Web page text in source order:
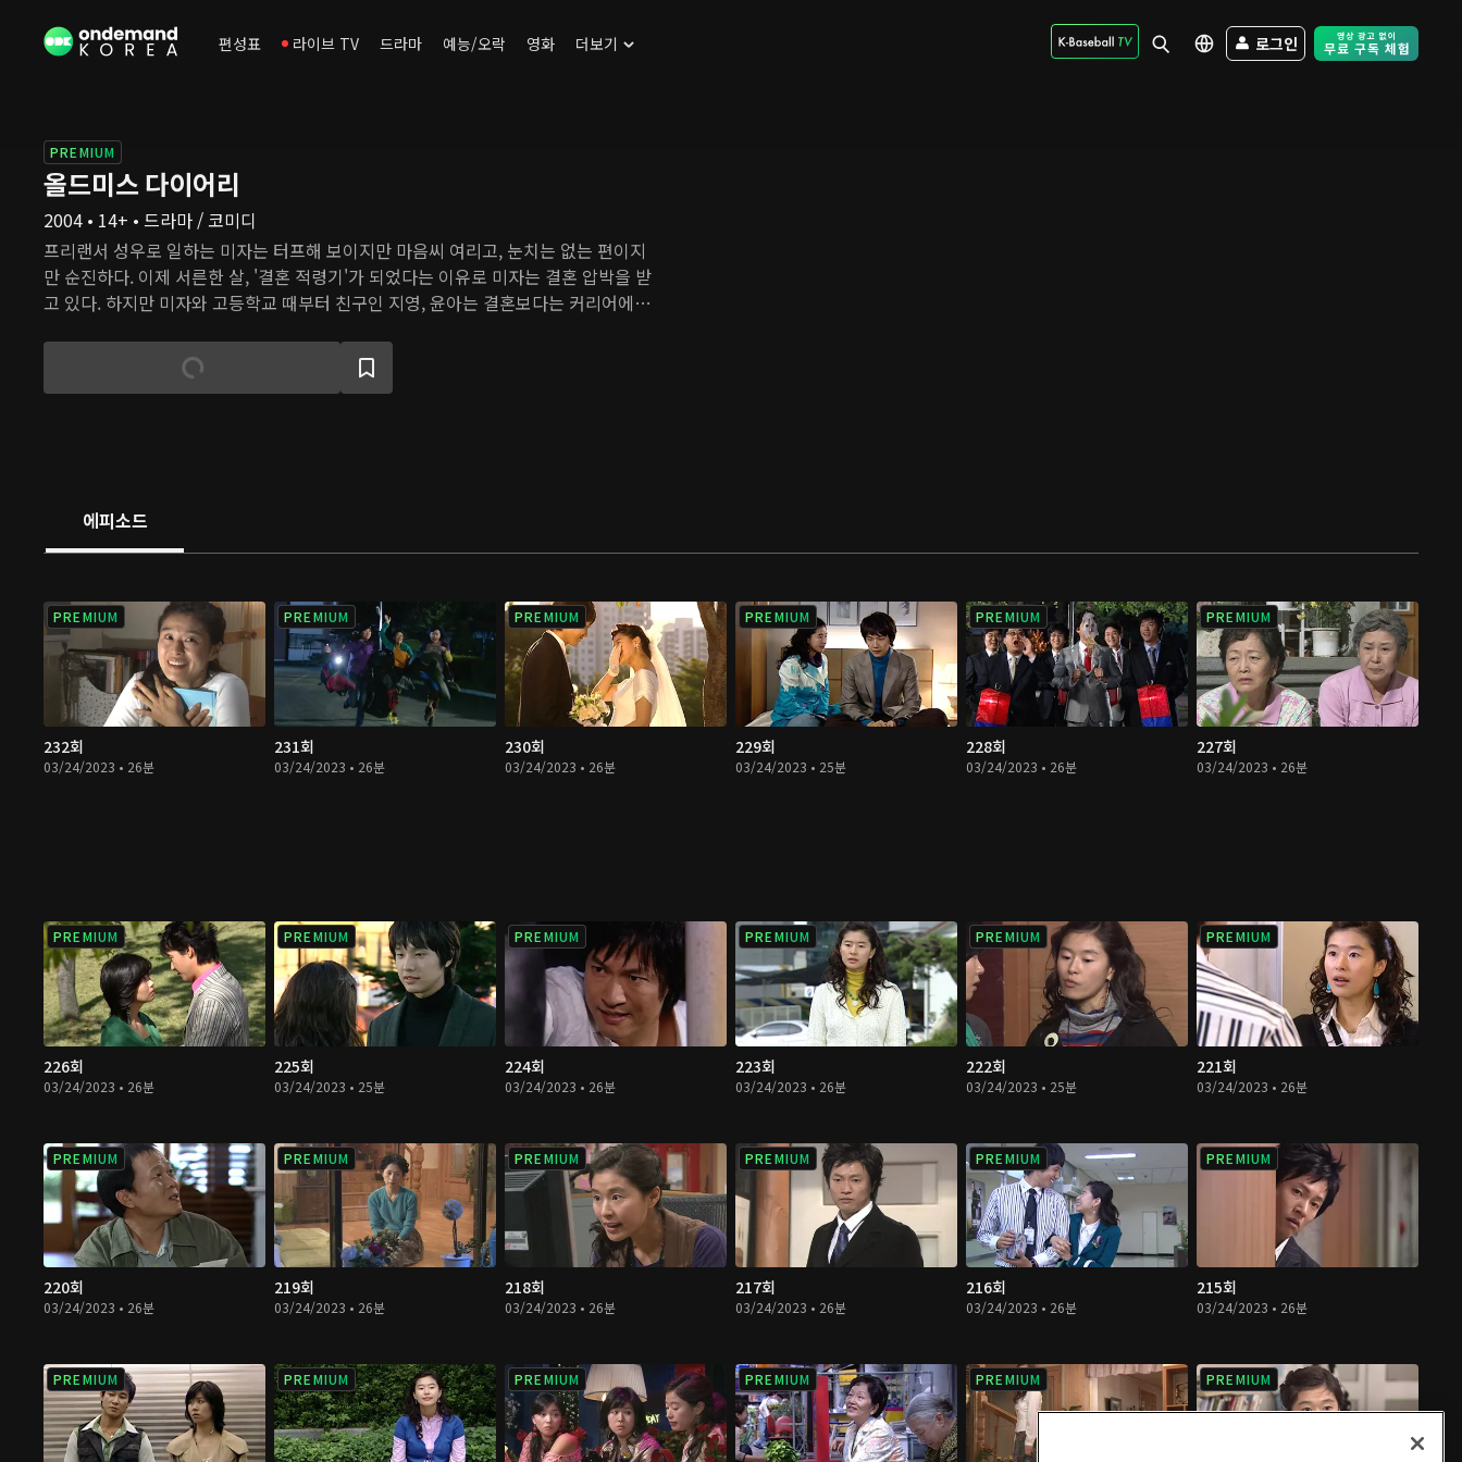
편성표 라이브 TV 드라마 예능/오락 영화 더보기 로그인 Free Trial -
PREMIUM
올드미스 다이어리
2004 • 14+ • 드라마 / 코미디
프리랜서 성우로 일하는 미자는 터프해 보이지만 마음씨 여리고, 눈치는 없는 편이지
만 순진하다. 이제 서른한 살, '결혼 적령기'가 되었다는 이유로 미자는 결혼 압박을 받
고 있다. 하지만 미자와 고등학교 때부터 친구인 지영, 윤아는 결혼보다는 커리어에
애 경험이 많아 남자의 심리를 잘 안다. 지금 미자에게 가장 큰 근심은 미자의 프로그
램을 담당하는 지현우 PD이다. 일은 잘하지만 사회성은 부족한 현우는 처음엔 미자와
에피소드
PREMIUM
232회
03/24/2023 • 26분
PREMIUM
231회
03/24/2023 • 26분
PREMIUM
230회
03/24/2023 • 26분
PREMIUM
229회
03/24/2023 • 25분
PREMIUM
228회
03/24/2023 • 26분
PREMIUM
227회
03/24/2023 • 26분
PREMIUM
226회
03/24/2023 • 26분
PREMIUM
225회
03/24/2023 • 25분
PREMIUM
224회
03/24/2023 • 26분
PREMIUM
223회
03/24/2023 • 26분
PREMIUM
222회
03/24/2023 • 25분
PREMIUM
221회
03/24/2023 • 26분
PREMIUM
220회
03/24/2023 • 26분
PREMIUM
219회
03/24/2023 • 26분
PREMIUM
218회
03/24/2023 • 26분
PREMIUM
217회
03/24/2023 • 26분
PREMIUM
216회
03/24/2023 • 26분
PREMIUM
215회
03/24/2023 • 26분
PREMIUM PREMIUM PREMIUM PREMIUM PREMIUM PREMIUM